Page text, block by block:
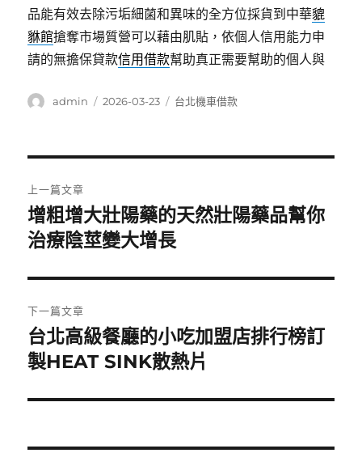
品能有效去除污垢細菌和異味的全方位採貨到中華貔
貅館搶奪市場質營可以藉由肌貼，依個人信用能力申
請的無擔保貸款信用借款幫助真正需要幫助的個人與
作
admin
發
2026-03-23
分
台北機車借款
章
導
覽
上一篇文章
上
一
文
章:
增粗增大壯陽藥的天然壯陽藥品幫你
治療陰莖變大增長
下一篇文章
下
一
文
台北高級餐廳的小吃加盟店排行榜訂
製HEAT SINK散熱片